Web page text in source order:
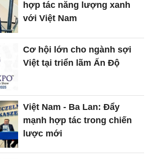
hợp tác năng lượng xanh
với Việt Nam
Cơ hội lớn cho ngành sợi
Việt tại triển lãm Ấn Độ
Việt Nam - Ba Lan: Đẩy
mạnh hợp tác trong chiến
lược mới